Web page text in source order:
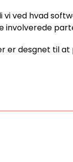
vi ved hvad
involverede
er desgnet til at